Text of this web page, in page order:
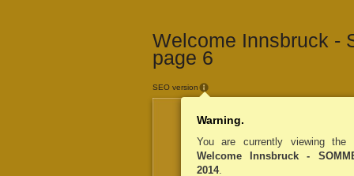
Welcome Innsbruck -
page 6
SEO version
Warning.
You are currently viewing the
Welcome Innsbruck -
2014.